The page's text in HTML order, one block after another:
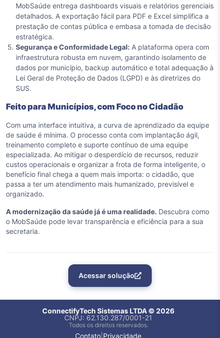
MobSaúde entrega dashboards visuais e relatórios gerenciais
detalhados. A exportação fácil para PDF e Excel simplifica a
prestação de contas pública e embasa a tomada de decisão
estratégica.
Segurança e Conformidade Legal: A plataforma opera com
infraestrutura robusta em nuvem, garantindo isolamento de
dados por município, backup automático e total adequação à
Lei Geral de Proteção de Dados (LGPD) e às diretrizes do
SUS.
Feito para Municípios, com Foco no Cidadão
Com uma interface intuitiva, a curva de aprendizado da equipe
de saúde é mínima. O processo conta com implantação ágil,
treinamento completo e suporte contínuo de uma equipe
especializada. Ao mitigar o desperdício de recursos, reduzir
custos operacionais e organizar a frota de forma inteligente, o
benefício final chega a quem mais importa: o cidadão, que
passa a ter um atendimento mais humanizado, previsível e
organizado.
A modernização da saúde já é uma realidade. Descubra como
o MobSaúde pode levar transparência e eficiência para a sua
secretaria.
Acessar solução
ConnectifyTech Sistemas LTDA © 2026
CNPJ: 62.130.287/0001-21
Todos os direitos reservados.
Contato Privacidade